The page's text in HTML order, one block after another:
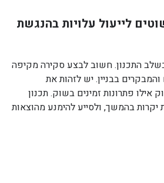
לייעול עלויות בהנגשת
התכנון. חשוב לבצע סקירה מקיפה
בבניין. יש לזהות את
אילו פתרונות זמינים בשוק. תכנון
יקרות בהמשך, ולסייע להימנע מהוצאות